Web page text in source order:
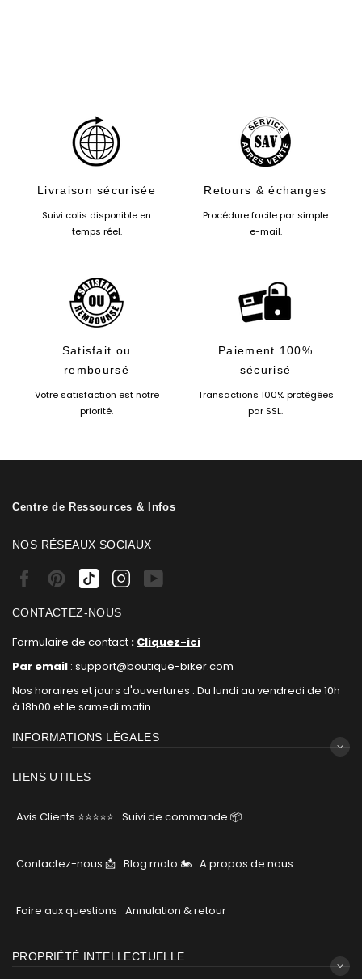
Livraison sécurisée
Suivi colis disponible en
temps réel.
Retours & échanges
Procédure facile par simple
e-mail.
Satisfait ou
remboursé
Votre satisfaction est notre
priorité.
Paiement 100%
sécurisé
Transactions 100% protégées
par SSL.
Centre de Ressources & Infos
NOS RÉSEAUX SOCIAUX
FacebookPinterestTiktokInstagramYoutube
CONTACTEZ-NOUS
Formulaire de contact : Cliquez-ici
Par email : support@boutique-biker.com
Nos horaires et jours d'ouvertures : Du lundi au vendredi de 10h
à 18h00 et le samedi matin.
INFORMATIONS LÉGALES
LIENS UTILES
Avis Clients ⭐⭐⭐⭐⭐ Suivi de commande 📦
Contactez-nous 📩 Blog moto 🏍 A propos de nous
Foire aux questions Annulation & retour
PROPRIÉTÉ INTELLECTUELLE